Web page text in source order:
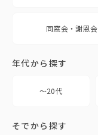
同窓会・謝恩会
年代から探す
〜20代
そでから探す